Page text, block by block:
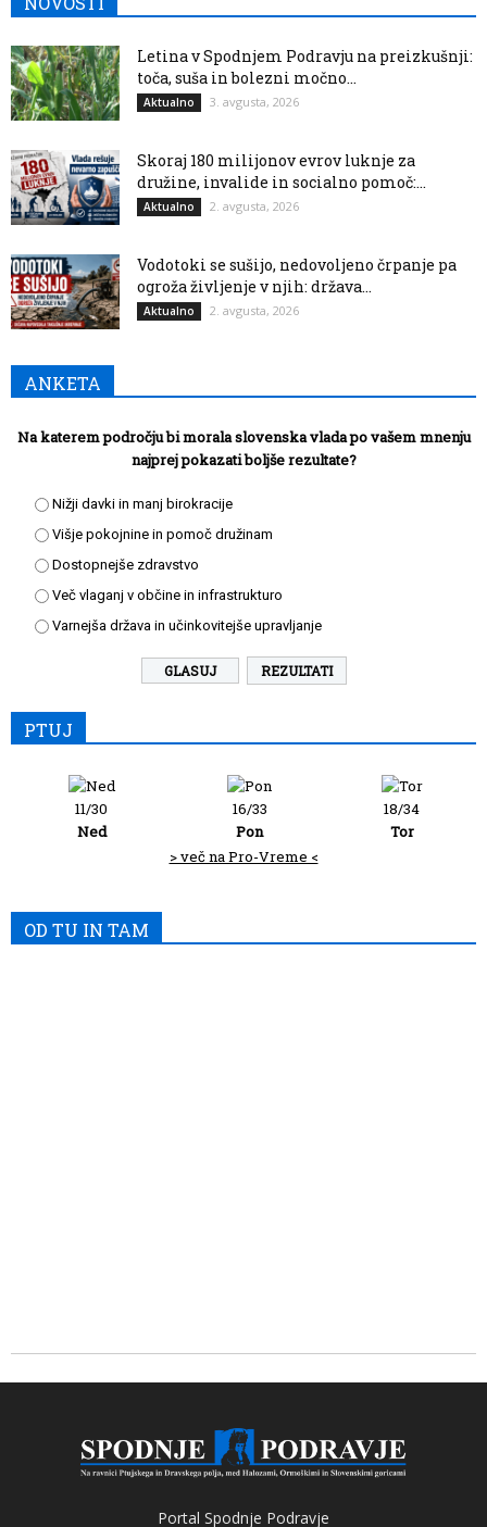
Letina v Spodnjem Podravju na preizkušnji:
toča, suša in bolezni močno...
Aktualno 3. avgusta, 2026
Skoraj 180 milijonov evrov luknje za
družine, invalide in socialno pomoč:...
Aktualno 2. avgusta, 2026
Vodotoki se sušijo, nedovoljeno črpanje pa
ogroža življenje v njih: država...
Aktualno 2. avgusta, 2026
ANKETA
Na katerem področju bi morala slovenska vlada po vašem mnenju
najprej pokazati boljše rezultate?
Nižji davki in manj birokracije
Višje pokojnine in pomoč družinam
Dostopnejše zdravstvo
Več vlaganj v občine in infrastrukturo
Varnejša država in učinkovitejše upravljanje
REZULTATI
PTUJ
11/30
Ned
16/33
Pon
18/34
Tor
> več na Pro-Vreme <
OD TU IN TAM
Portal Spodnje Podravje